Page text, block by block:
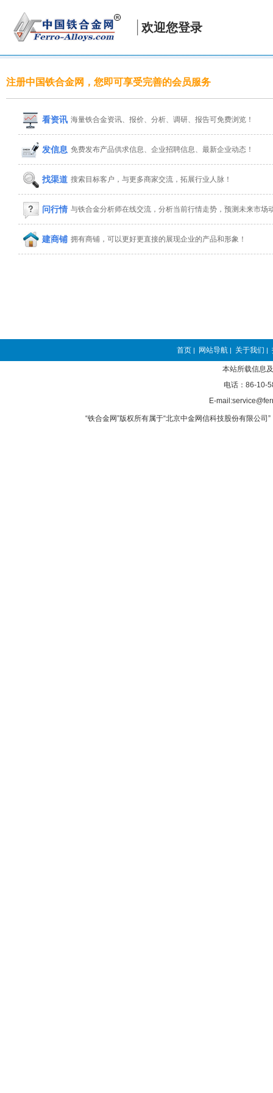
欢迎您登录
注册中国铁合金网，您即可享受完善的会员服务
看资讯 海量铁合金资讯、报价、分析、调研、报告可免费浏览！
发信息 免费发布产品供求信息、企业招聘信息、最新企业动态！
找渠道 搜索目标客户，与更多商家交流，拓展行业人脉！
问行情 与铁合金分析师在线交流，分析当前行情走势，预测未来市场
建商铺 拥有商铺，可以更好更直接的展现企业的产品和形象！
首页 | 网站导航 | 关于我们 |
本站所载信息
电话：86-10-
E-
“铁合金网”版权所有属于“北京中金网信科技股份有限公司